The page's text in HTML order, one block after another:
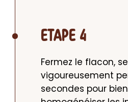
ETAPE 4
Fermez le flacon,
vigoureusement
secondes pour bien